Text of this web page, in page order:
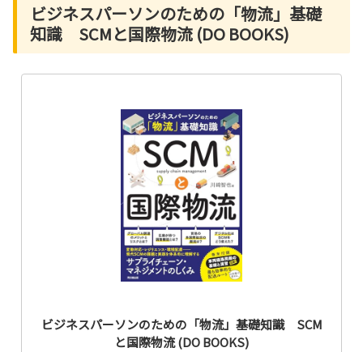
ビジネスパーソンのための「物流」基礎
知識 SCMと国際物流 (DO BOOKS)
ビジネスパーソンのための「物流」基礎知識 SCM
と国際物流 (DO BOOKS)